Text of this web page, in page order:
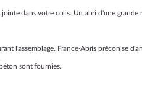
dans votre colis. Un abri d'une grande
l'assemblage. France-Abris préconise
sont fournies.